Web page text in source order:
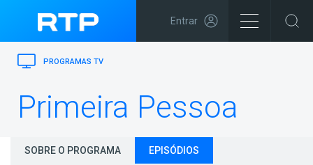
Entrar
PROGRAMAS TV
Primeira Pessoa
SOBRE O PROGRAMA EPISÓDIOS